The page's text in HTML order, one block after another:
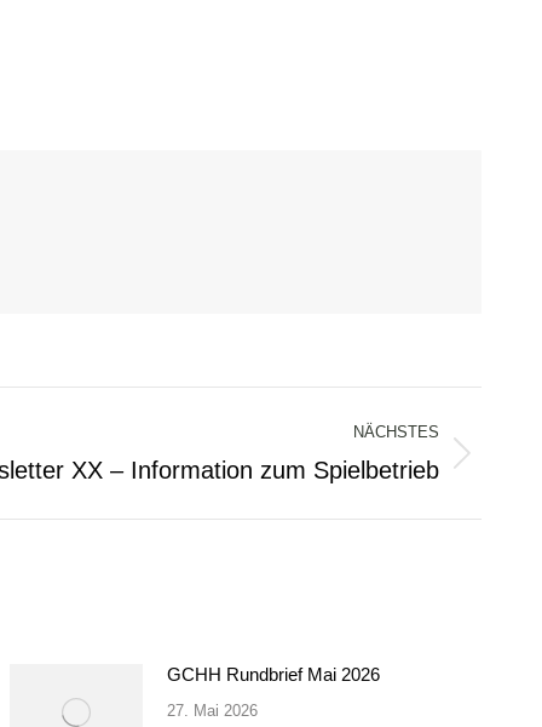
NÄCHSTES
XX – Information zum Spielbetrieb
GCHH Rundbrief Mai 2026
27. Mai 2026